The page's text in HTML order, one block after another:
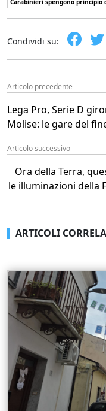
Condividi su:
Articolo precedente
Lega Pro, Serie D
Molise: le gare del
Articolo successivo
Ora della Terra,
le illuminazioni della
ARTICOLI